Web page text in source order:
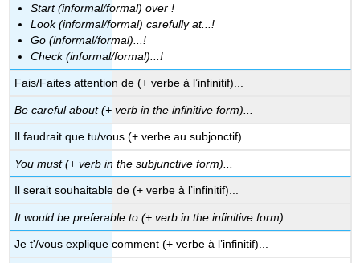
Start (informal/formal) over !
Look (informal/formal) carefully at...!
Go (informal/formal)...!
Check (informal/formal)...!
Fais/Faites attention de (+ verbe à l’infinitif)...
Be careful about (+ verb in the infinitive form)...
Il faudrait que tu/vous (+ verbe au subjonctif)...
You must (+ verb in the subjunctive form)...
Il serait souhaitable de (+ verbe à l’infinitif)...
It would be preferable to (+ verb in the infinitive form)...
Je t'/vous explique comment (+ verbe à l’infinitif)...